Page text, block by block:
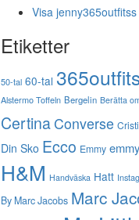
Visa
Etiketter
50-tal 60-tal
Alstermo Toffeln Bergelin Berätta
CertinaConverse
Din Sko Ecco Emmy
H&M Handväska Hatt
By Marc Jacobs Marc